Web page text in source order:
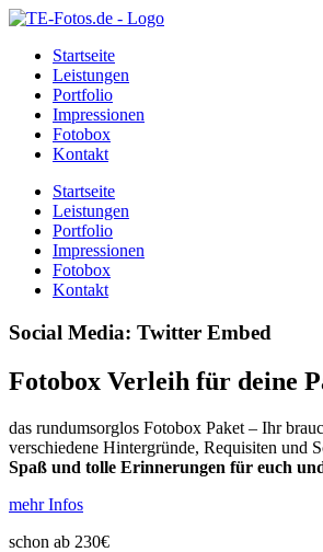
Startseite
Leistungen
Portfolio
Impressionen
Fotobox
Kontakt
Startseite
Leistungen
Portfolio
Impressionen
Fotobox
Kontakt
Social Media: Twitter Embed
Fotobox Verleih für deine
das rundumsorglos Fotobox Paket – Ihr
verschiedene Hintergründe, Requisiten und
Spaß und tolle Erinnerungen für euch
mehr Infos
schon ab 230€